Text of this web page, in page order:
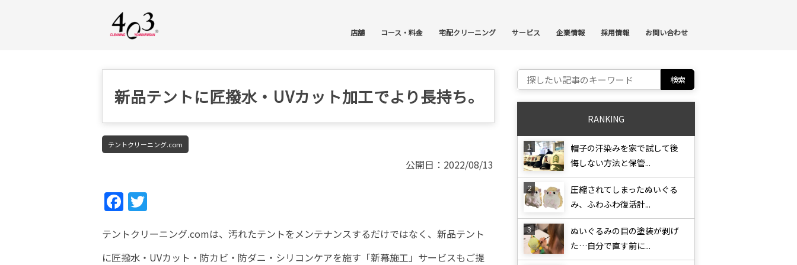
店舗 コース・料金 宅配クリーニング サービス 企業情報 採用情報 お問い合わせ
新品テントに匠撥水・UVカット加工でより長持ち。
テントクリーニング.com
公開日：2022/08/13
Fac
ok
テントクリーニング.comは、汚れたテントをメンテナンスするだけではなく、新品テント
に匠撥水・UVカット・防カビ・防ダニ・シリコンケアを施す「新幕施工」サービスもご提
Search for:
RANKING
帽子の汗染みを家で試して後
悔しない方法と保管...
圧縮されてしまったぬいぐる
み、ふわふわ復活計...
ぬいぐるみの目の塗装が剥げ
た…自分で直す前に...